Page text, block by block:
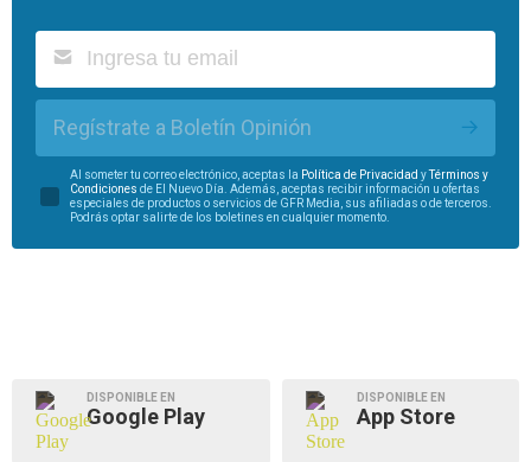
Regístrate a Boletín Opinión
Al someter tu correo electrónico, aceptas la Política de Privacidad yTérminos y
Condiciones de El Nuevo Día. Además, aceptas recibir información u ofertas
especiales de productos o servicios de GFR Media, sus afiliadas o de terceros.
Podrás optar salirte de los boletines en cualquier momento.
DISPONIBLE EN
Google Play
DISPONIBLE EN
App Store